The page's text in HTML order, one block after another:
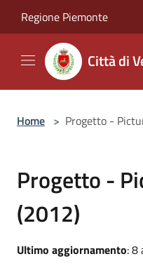
Regione Piemonte
Città di
Home > Progetto -
Progetto -
(2012)
Ultimo aggiornamento: 8